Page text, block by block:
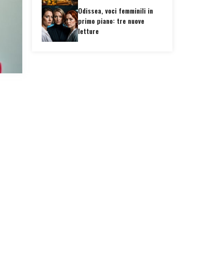
Odissea, voci femminili in
primo piano: tre nuove
letture